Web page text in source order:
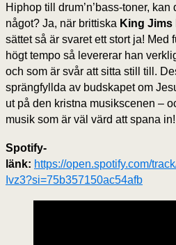
Hiphop till drum’n’bass-toner,
något? Ja, när brittiska King Jims
sättet så är svaret ett stort ja! Med
högt tempo så levererar han
och som är svår att sitta still till.
sprängfyllda av budskapet om
ut på den kristna musikscenen –
musik som är väl värd att spana in!
Spotify-
länk: https://open.spotify.com/
Ivz3?si=75b357150ac54afb